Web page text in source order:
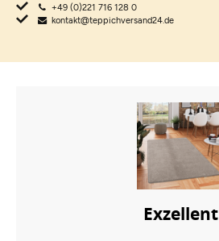
+49 (0)221 716 128 0
kontakt@teppichversand24.de
Exzellent